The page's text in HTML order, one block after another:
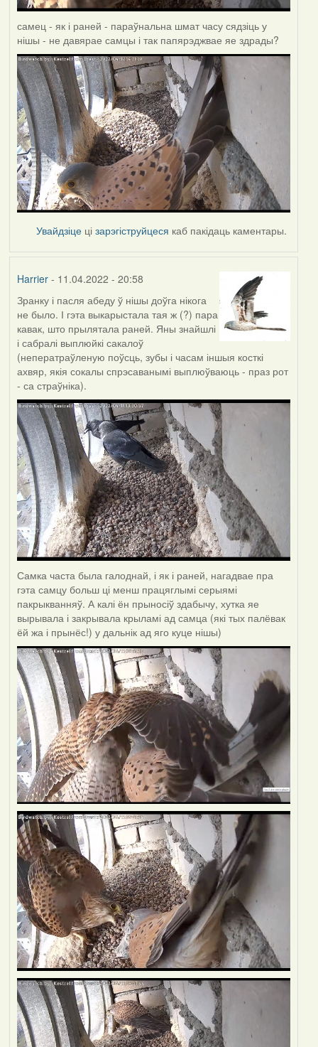
самец - як і раней - параўнальна шмат часу сядзіць у
нішы - не давярае самцы і так папярэджвае яе здрады?
Увайдзіце цізарэгіструйцеся каб пакідаць каментары.
Harrier- 11.04.2022 - 20:58
Зранку і пасля абеду ў нішы доўга нікога
не было. І гэта выкарыстала тая ж (?) пара
кавак, што прылятала раней. Яны знайшлі
і сабралі выплюйкі сакалоў
(неператраўленую поўсць, зубы і часам іншыя косткі
ахвяр, якія сокалы спрэсаванымі выплюўваюць - праз рот
- са страўніка).
Самка часта была галоднай, і як і раней, нагадвае пра
гэта самцу больш ці менш працяглымі серыямі
пакрыкванняў. А калі ён прыносіў здабычу, хутка яе
вырывала і закрывала крыламі ад самца (які тых палёвак
ёй жа і прынёс!) у дальнік ад яго куце нішы)